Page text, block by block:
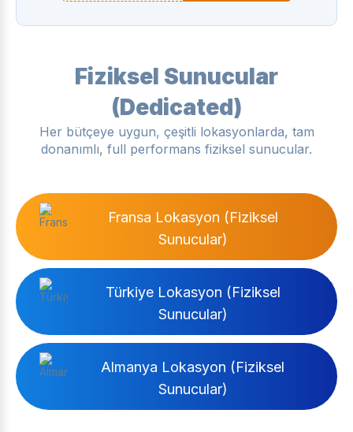
Fiziksel Sunucular
(Dedicated)
Her bütçeye uygun, çeşitli lokasyonlarda, tam
donanımlı, full performans fiziksel sunucular.
Fransa Lokasyon (Fiziksel
Sunucular)
Türkiye Lokasyon (Fiziksel
Sunucular)
Almanya Lokasyon (Fiziksel
Sunucular)